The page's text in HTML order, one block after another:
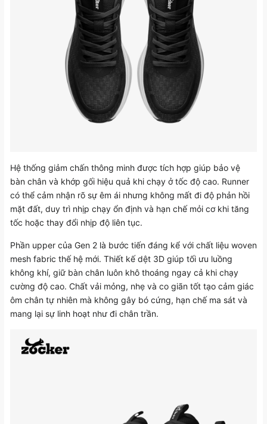
Hệ thống giảm chấn thông minh được tích hợp giúp bảo vệ
bàn chân và khớp gối hiệu quả khi chạy ở tốc độ cao. Runner
có thể cảm nhận rõ sự êm ái nhưng không mất đi độ phản hồi
mặt đất, duy trì nhịp chạy ổn định và hạn chế mỏi cơ khi tăng
tốc hoặc thay đổi nhịp độ liên tục.
Phần upper của Gen 2 là bước tiến đáng kể với chất liệu woven
mesh fabric thế hệ mới. Thiết kế dệt 3D giúp tối ưu luồng
không khí, giữ bàn chân luôn khô thoáng ngay cả khi chạy
cường độ cao. Chất vải mỏng, nhẹ và co giãn tốt tạo cảm giác
ôm chân tự nhiên mà không gây bó cứng, hạn chế ma sát và
mang lại sự linh hoạt như đi chân trần.